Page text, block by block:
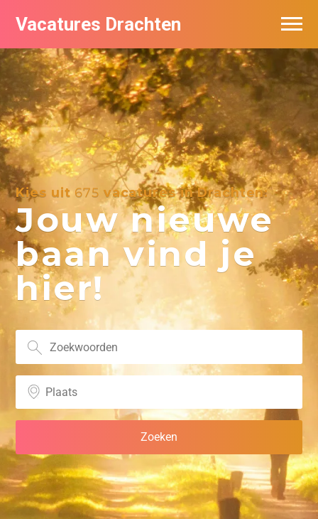
Vacatures Drachten
Kies uit675 vacatures in Drachten:
Jouw nieuwe
baan vind je
hier!
Vacatures per bedrijf in Drachten
De populairste vacatures in Drachten
Nieuwsbrief feed